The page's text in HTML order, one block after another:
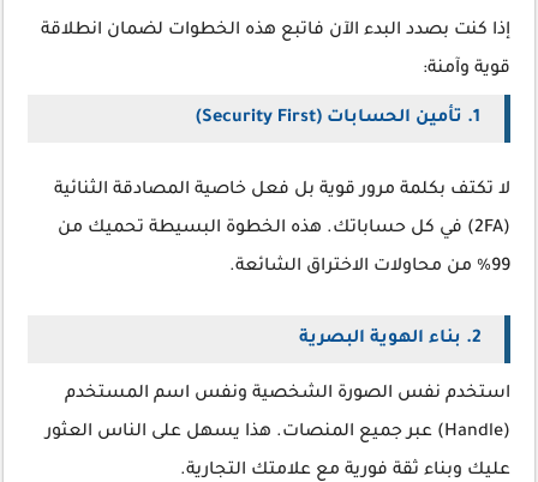
إذا كنت بصدد البدء الآن فاتبع هذه الخطوات لضمان انطلاقة
قوية وآمنة:
1. تأمين الحسابات (Security First)
لا تكتف بكلمة مرور قوية بل فعل خاصية المصادقة الثنائية
(2FA) في كل حساباتك. هذه الخطوة البسيطة تحميك من
99% من محاولات الاختراق الشائعة.
2. بناء الهوية البصرية
استخدم نفس الصورة الشخصية ونفس اسم المستخدم
(Handle) عبر جميع المنصات. هذا يسهل على الناس العثور
عليك وبناء ثقة فورية مع علامتك التجارية.